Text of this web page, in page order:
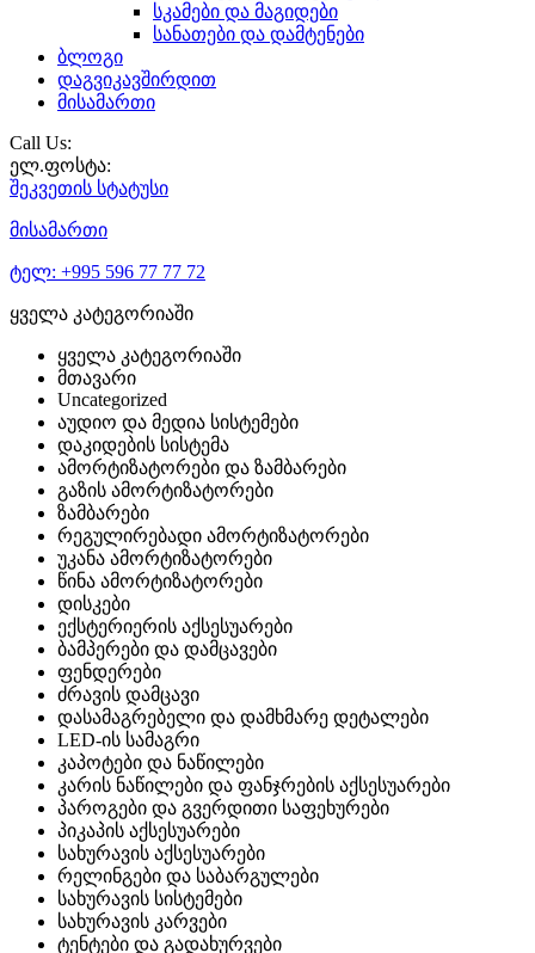
სკამები და მაგიდები
სანათები და დამტენები
ბლოგი
დაგვიკავშირდით
მისამართი
Call Us:
ელ.ფოსტა:
შეკვეთის სტატუსი
მისამართი
ტელ: +995 596 77 77 72
ყველა კატეგორიაში
ყველა კატეგორიაში
მთავარი
Uncategorized
აუდიო და მედია სისტემები
დაკიდების სისტემა
ამორტიზატორები და ზამბარები
გაზის ამორტიზატორები
ზამბარები
რეგულირებადი ამორტიზატორები
უკანა ამორტიზატორები
წინა ამორტიზატორები
დისკები
ექსტერიერის აქსესუარები
ბამპერები და დამცავები
ფენდერები
ძრავის დამცავი
დასამაგრებელი და დამხმარე დეტალები
LED-ის სამაგრი
კაპოტები და ნაწილები
კარის ნაწილები და ფანჯრების აქსესუარები
პაროგები და გვერდითი საფეხურები
პიკაპის აქსესუარები
სახურავის აქსესუარები
რელინგები და საბარგულები
სახურავის სისტემები
სახურავის კარვები
ტენტები და გადახურვები